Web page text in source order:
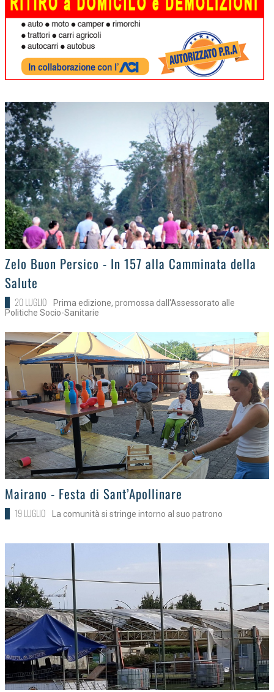
>
Zelo Buon Persico - In 157 alla Camminata della
Salute
20 LUGLIO
Prima edizione, promossa dall'Assessorato alle
Politiche Socio-Sanitarie
>Mairano - Festa di Sant’Apollinare
19 LUGLIO La comunità si stringe intorno al suo patrono